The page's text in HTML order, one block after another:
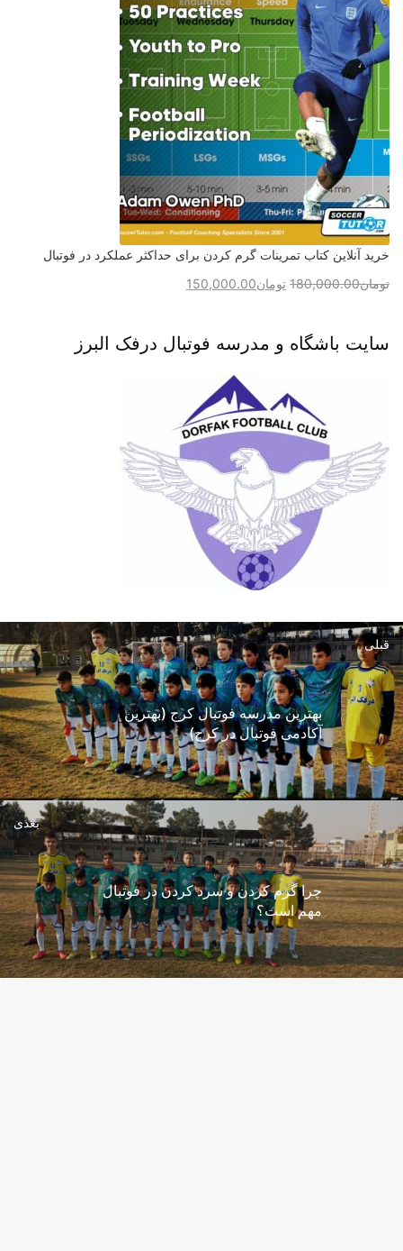
خرید آنلاین کتاب تمرینات گرم کردن برای حداکثر عملکرد در فوتبال
تومان180,000.00 تومان150,000.00
سایت باشگاه و مدرسه فوتبال درفک البرز
قبلی
بهترین مدرسه فوتبال کرج (بهترین
آکادمی فوتبال در کرج)
بعدی
چرا گرم کردن و سرد کردن در فوتبال
مهم است؟